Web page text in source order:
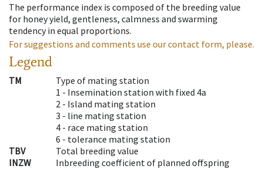
The performance index is composed of the breeding value
for honey yield, gentleness, calmness and swarming
tendency in equal proportions.
For suggestions and comments use our contact form, please.
Legend
TM
Type of mating station
1 - Insemination station with fixed 4a
2 - Island mating station
3 - line mating station
4 - race mating station
6 - tolerance mating station
TBV
Total breeding value
INZW
Inbreeding coefficient of planned offspring